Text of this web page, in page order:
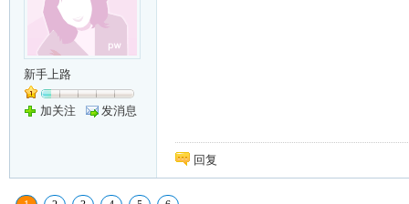
新手上路
加关注 发消息
回复